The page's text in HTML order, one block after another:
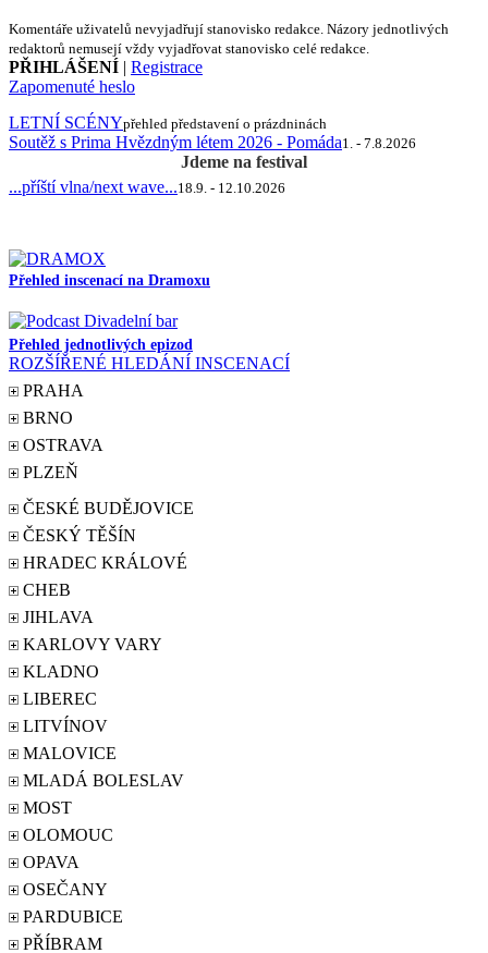
Komentáře uživatelů nevyjadřují stanovisko redakce. Názory jednotlivých
redaktorů nemusejí vždy vyjadřovat stanovisko celé redakce.
PŘIHLÁŠENÍ | Registrace
Zapomenuté heslo
LETNÍ SCÉNYpřehled představení o prázdninách
Soutěž s Prima Hvězdným létem 2026 - Pomáda1. - 7.8.2026
Jdeme na festival
...příští vlna/next wave...18.9. - 12.10.2026
Přehled inscenací na Dramoxu
Přehled jednotlivých epizod
ROZŠÍŘENÉ HLEDÁNÍ INSCENACÍ
PRAHA
BRNO
OSTRAVA
PLZEŇ
ČESKÉ BUDĚJOVICE
ČESKÝ TĚŠÍN
HRADEC KRÁLOVÉ
CHEB
JIHLAVA
KARLOVY VARY
KLADNO
LIBEREC
LITVÍNOV
MALOVICE
MLADÁ BOLESLAV
MOST
OLOMOUC
OPAVA
OSEČANY
PARDUBICE
PŘÍBRAM